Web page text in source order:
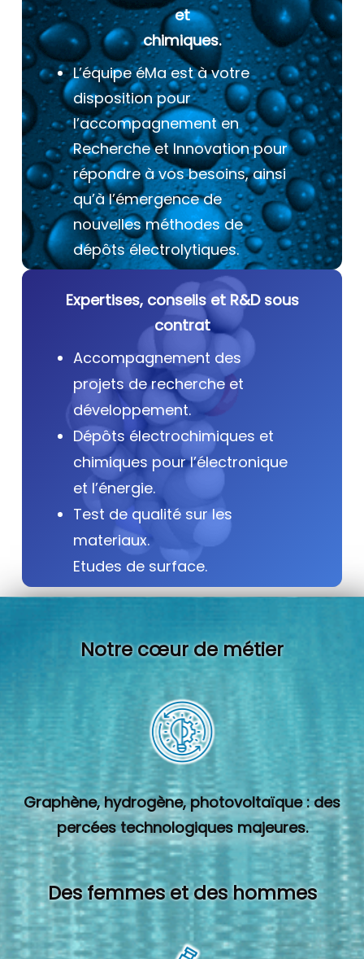
et
chimiques.
L’équipe éMa est à votre
disposition pour
l’accompagnement en
Recherche et Innovation pour
répondre à vos besoins, ainsi
qu’à l’émergence de
nouvelles méthodes de
dépôts électrolytiques.
Expertises, conseils et R&D sous
contrat
Accompagnement des
projets de recherche et
développement.
Dépôts électrochimiques et
chimiques pour l’électronique
et l’énergie.
Test de qualité sur les
materiaux.
Etudes de surface.
Notre cœur de métier
Graphène, hydrogène, photovoltaïque : des
percées technologiques majeures.
Des femmes et des hommes